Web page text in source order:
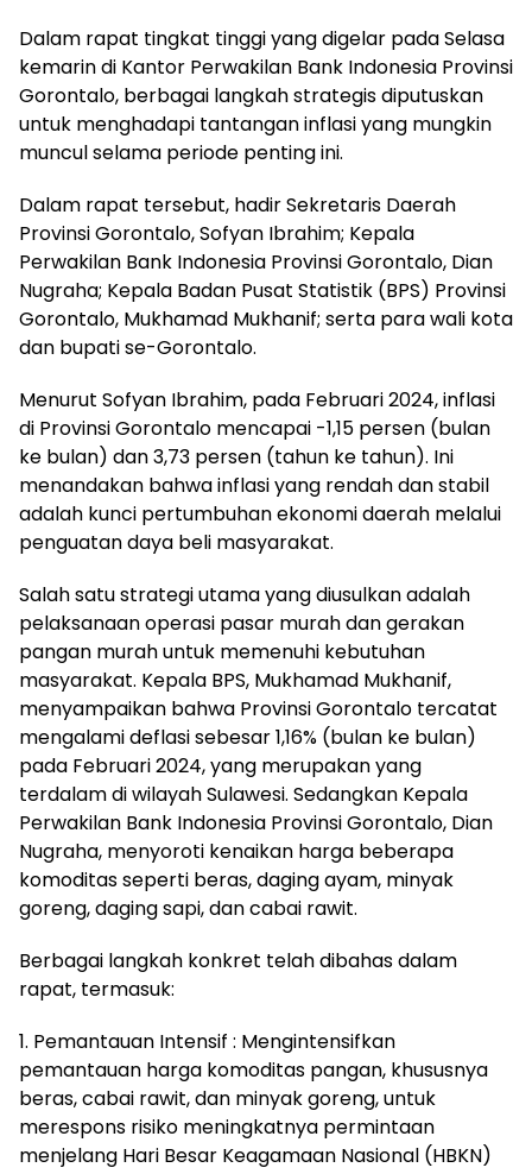
Dalam rapat tingkat tinggi yang digelar pada Selasa
kemarin di Kantor Perwakilan Bank Indonesia Provinsi
Gorontalo, berbagai langkah strategis diputuskan
untuk menghadapi tantangan inflasi yang mungkin
muncul selama periode penting ini.
Dalam rapat tersebut, hadir Sekretaris Daerah
Provinsi Gorontalo, Sofyan Ibrahim; Kepala
Perwakilan Bank Indonesia Provinsi Gorontalo, Dian
Nugraha; Kepala Badan Pusat Statistik (BPS) Provinsi
Gorontalo, Mukhamad Mukhanif; serta para wali kota
dan bupati se-Gorontalo.
Menurut Sofyan Ibrahim, pada Februari 2024, inflasi
di Provinsi Gorontalo mencapai -1,15 persen (bulan
ke bulan) dan 3,73 persen (tahun ke tahun). Ini
menandakan bahwa inflasi yang rendah dan stabil
adalah kunci pertumbuhan ekonomi daerah melalui
penguatan daya beli masyarakat.
Salah satu strategi utama yang diusulkan adalah
pelaksanaan operasi pasar murah dan gerakan
pangan murah untuk memenuhi kebutuhan
masyarakat. Kepala BPS, Mukhamad Mukhanif,
menyampaikan bahwa Provinsi Gorontalo tercatat
mengalami deflasi sebesar 1,16% (bulan ke bulan)
pada Februari 2024, yang merupakan yang
terdalam di wilayah Sulawesi. Sedangkan Kepala
Perwakilan Bank Indonesia Provinsi Gorontalo, Dian
Nugraha, menyoroti kenaikan harga beberapa
komoditas seperti beras, daging ayam, minyak
goreng, daging sapi, dan cabai rawit.
Berbagai langkah konkret telah dibahas dalam
rapat, termasuk:
1. Pemantauan Intensif : Mengintensifkan
pemantauan harga komoditas pangan, khususnya
beras, cabai rawit, dan minyak goreng, untuk
merespons risiko meningkatnya permintaan
menjelang Hari Besar Keagamaan Nasional (HBKN)